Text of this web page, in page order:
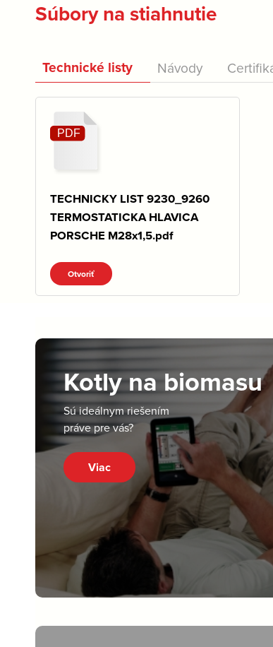
Súbory na stiahnutie
Technické listy Návody
TECHNICKY LIST 9230_9260
TERMOSTATICKA HLAVICA
PORSCHE M28x1,5.pdf
Otvoriť
Kotly na biomasu
Sú ideálnym riešením
práve pre vás?
Viac